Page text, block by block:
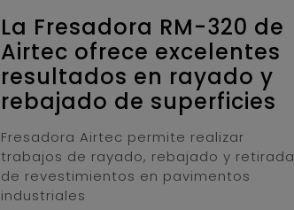
La Fresadora RM-320 de
Airtec ofrece excelentes
resultados en rayado y
rebajado de superficies
Fresadora Airtec permite realizar
trabajos de rayado, rebajado y retirada
de revestimientos en pavimentos
industriales